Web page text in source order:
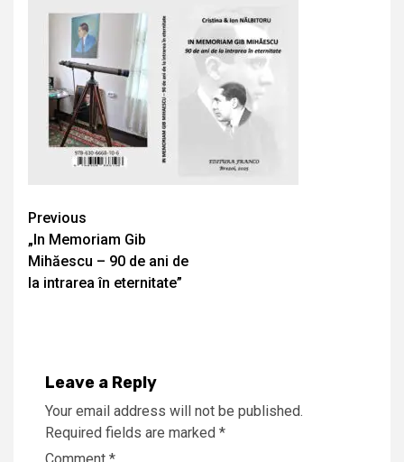
Continue
Reading
Previous
„In Memoriam Gib
Mihăescu – 90 de ani de
la intrarea în eternitate”
Leave a Reply
Your email address will not be published.
Required fields are marked *